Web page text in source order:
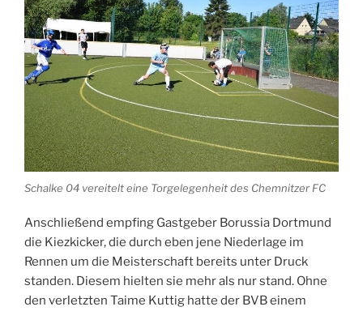
Schalke 04 vereitelt eine Torgelegenheit des Chemnitzer FC
Anschließend empfing Gastgeber Borussia Dortmund
die Kiezkicker, die durch eben jene Niederlage im
Rennen um die Meisterschaft bereits unter Druck
standen. Diesem hielten sie mehr als nur stand. Ohne
den verletzten Taime Kuttig hatte der BVB einem